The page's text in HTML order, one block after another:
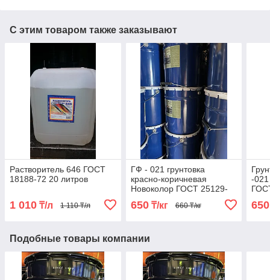
С этим товаром также заказывают
Растворитель 646 ГОСТ
18188-72 20 литров
1 010 ₸/л 1 110 ₸/л
ГФ - 021 грунтовка
красно-коричневая
Новоколор ГОСТ 25129-
82 по 25 кг
650₸/кг 660 ₸/кг
-
650
Подобные товары компании